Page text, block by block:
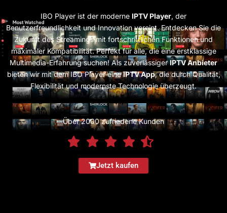
IBO Player ist der moderne IPTV Player, der
Benutzerfreundlichkeit und Innovation vereint. Entdecken Sie die
Zukunft des Streamings mit fortschrittlichen Funktionen und
maximaler Kompatibilität. Perfekt für alle, die eine erstklassige
Multimedia-Erfahrung suchen! Als zuverlässigerIPTV Anbieter
bieten wir mit dem IBO Player eineIPTV App, die durch Qualität,
Flexibilität und modernste Technologie überzeugt.
Über 2000 zufriedene Kunden
Jetzt kaufen